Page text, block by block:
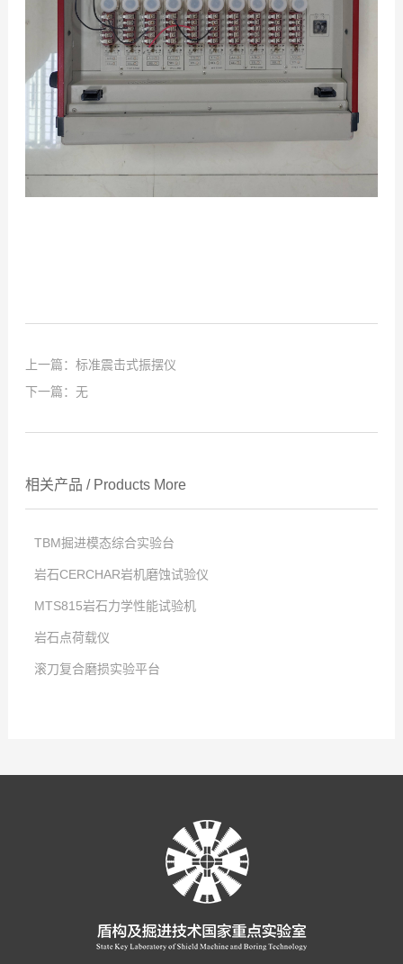
上一篇：标准震击式振摆仪
下一篇：无
相关产品 / Products More
TBM掘进模态综合实验台
点击次数:
2025 -12 -23
岩石CERCHAR岩机磨蚀试验仪
点击次数:
2025 -12 -23
MTS815岩石力学性能试验机
点击次数:
2019 -07 -24
岩石点荷载仪
点击次数:
滚刀复合磨损实验平台